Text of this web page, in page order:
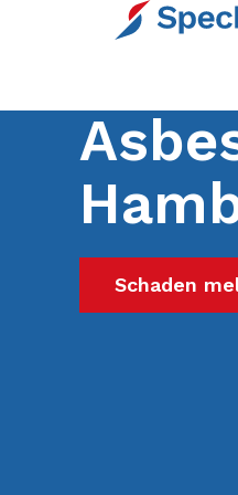
Schaden